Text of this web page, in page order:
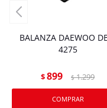
BALANZA DAEWOO
4275
$899 $ 1.299